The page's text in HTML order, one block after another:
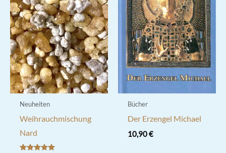
auf
der
Produktseite
gewählt
werden
Neuheiten
Weihrauchmischung
Nard
Bücher
Der Erzengel Michael
10,90€